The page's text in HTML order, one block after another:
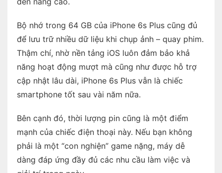
Bộ nhớ trong 64 GB của iPhone 6s Plus cũng đủ
để lưu trữ nhiều dữ liệu khi chụp ảnh – quay phim.
Thậm chí, nhờ nền tảng iOS luôn đảm bảo khả
năng hoạt động mượt mà cũng như được hỗ trợ
cập nhật lâu dài, iPhone 6s Plus vẫn là chiếc
smartphone tốt sau vài năm nữa.
Bên cạnh đó, thời lượng pin cũng là một điểm
mạnh của chiếc điện thoại này. Nếu bạn không
phải là một “con nghiện” game nặng, máy dễ
dàng đáp ứng đầy đủ các nhu cầu làm việc và